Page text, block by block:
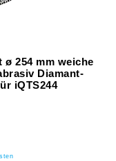
ø 254 mm weiche
Diamant-
iQTS244